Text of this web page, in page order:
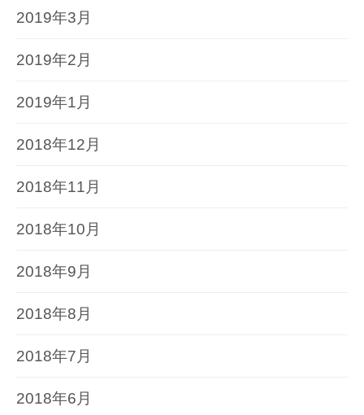
2019年3月
2019年2月
2019年1月
2018年12月
2018年11月
2018年10月
2018年9月
2018年8月
2018年7月
2018年6月